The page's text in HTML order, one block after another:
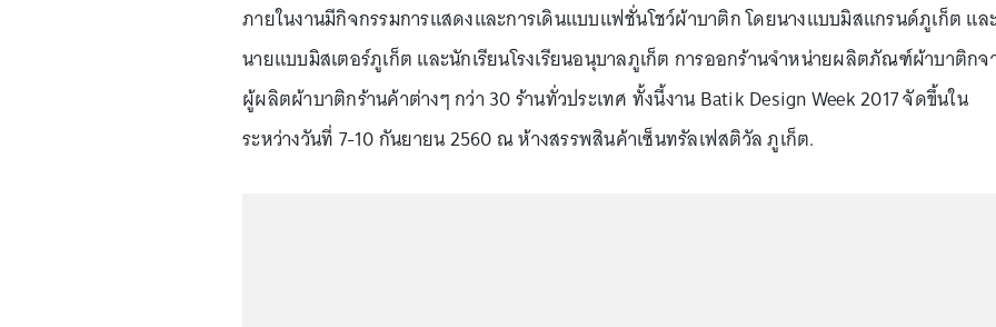
ภายในงานมีกิจกรรมการแสดงและการเดินแบบแฟชั่นโชว์ผ้าบาติก โดยนางแบบมิสแกรนด์ภูเก็ต แล
นายแบบมิสเตอร์ภูเก็ต และนักเรียนโรงเรียนอนุบาลภูเก็ต การออกร้านจำหน่ายผลิตภัณฑ์ผ้าบาติกจ
ผู้ผลิตผ้าบาติกร้านค้าต่างๆ กว่า 30 ร้านทั่วประเทศ ทั้งนี้งาน Batik Design Week 2017 จัดขึ้นใน
ระหว่างวันที่ 7-10 กันยายน 2560 ณ ห้างสรรพสินค้าเซ็นทรัลเฟสติวัล ภูเก็ต.